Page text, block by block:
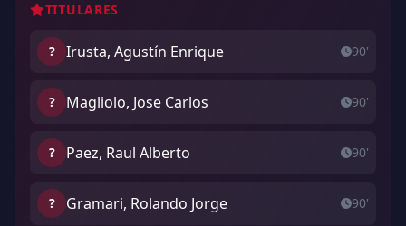
TITULARES
? Irusta, Agustín Enrique 90'
? Magliolo, Jose Carlos 90'
? Paez, Raul Alberto 90'
? Gramari, Rolando Jorge 90'